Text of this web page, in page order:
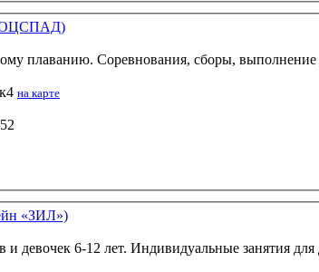
ОЦСПАД)
плаванию. Соревнования, сборы, выполнение
на карте
«ЗИЛ»)
девочек 6-12 лет. Индивидуальные занятия для